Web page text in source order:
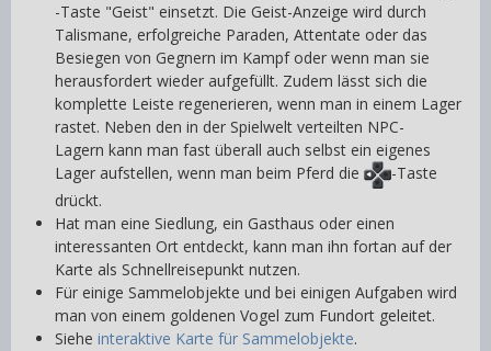
-Taste "Geist" einsetzt. Die Geist-Anzeige wird durch
Talismane, erfolgreiche Paraden, Attentate oder das
Besiegen von Gegnern im Kampf oder wenn man sie
herausfordert wieder aufgefüllt. Zudem lässt sich die
komplette Leiste regenerieren, wenn man in einem Lager
rastet. Neben den in der Spielwelt verteilten NPC-
Lagern kann man fast überall auch selbst ein eigenes
Lager aufstellen, wenn man beim Pferd die
-Taste
drückt.
Hat man eine Siedlung, ein Gasthaus oder einen
interessanten Ort entdeckt, kann man ihn fortan auf der
Karte als Schnellreisepunkt nutzen.
Für einige Sammelobjekte und bei einigen Aufgaben wird
man von einem goldenen Vogel zum Fundort geleitet.
Siehe interaktive Karte für Sammelobjekte.